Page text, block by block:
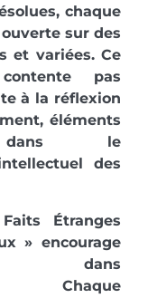
chaque
sur des
et variées. Ce
pas
à la réflexion
éléments
dans le
des
Étranges
» encourage
dans
Chaque